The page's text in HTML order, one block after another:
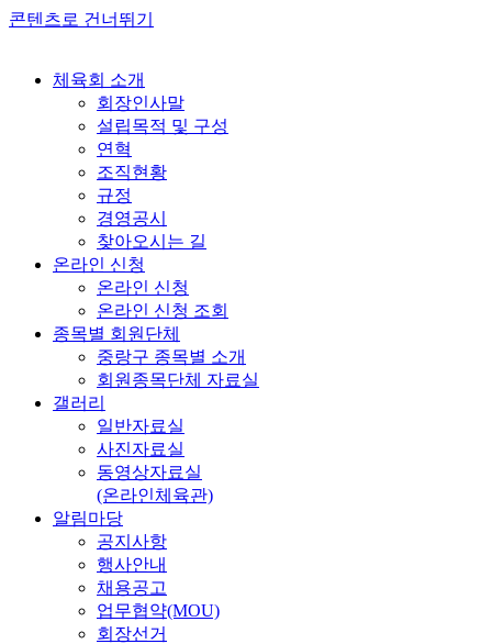
콘텐츠로 건너뛰기
체육회 소개
회장인사말
설립목적 및 구성
연혁
조직현황
규정
경영공시
찾아오시는 길
온라인 신청
온라인 신청
온라인 신청 조회
종목별 회원단체
중랑구 종목별 소개
회원종목단체 자료실
갤러리
일반자료실
사진자료실
동영상자료실
(온라인체육관)
알림마당
공지사항
행사안내
채용공고
업무협약(MOU)
회장선거